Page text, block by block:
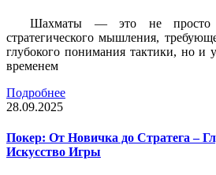
Шахматы — это не просто
стратегического мышления,
глубокого понимания тактики, но и
временем
Подробнее
28.09.2025
Покер: От Новичка до Стратега –
Искусство Игры